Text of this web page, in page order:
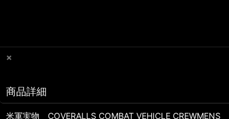
×
商品詳細
米軍実物 COVERALLS COMBAT VEHICLE CREWMENS